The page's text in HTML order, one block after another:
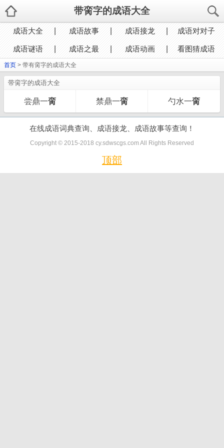
带脔字的成语大全
成语大全 成语故事 成语接龙 成语对对子
成语谜语 成语之最 成语动画 看图猜成语
首页 > 带有脔字的成语大全
带脔字的成语大全
尝鼎一脔 禁鼎一脔 勺水一脔
在线成语词典查询、成语接龙、成语故事等查询！
Copyright © 2015-2018 cy.sdwscgs.com All Rights Reserved
顶部